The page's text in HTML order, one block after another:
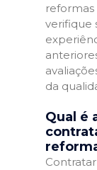
verifique
da
Qual é